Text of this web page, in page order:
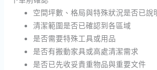
空間坪數、格局與特殊狀況是否已說
清潔範圍是否已確認到各區域
是否需要特殊工具或用品
是否有搬動家具或高處清潔需求
是否已先收妥貴重物品與重要文件